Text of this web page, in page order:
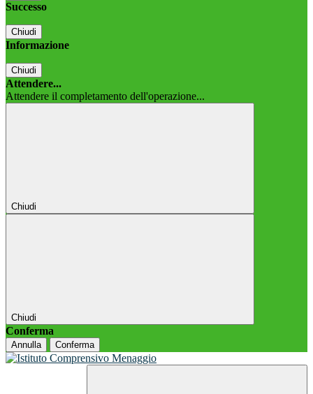
Successo
Chiudi
Informazione
Chiudi
Attendere...
Attendere il completamento dell'operazione...
Chiudi
Chiudi
Conferma
Annulla Conferma